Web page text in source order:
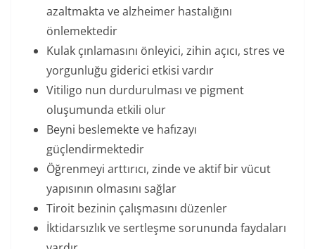
azaltmakta ve alzheimer hastalığını
önlemektedir
Kulak çınlamasını önleyici, zihin açıcı, stres ve
yorgunluğu giderici etkisi vardır
Vitiligo nun durdurulması ve pigment
oluşumunda etkili olur
Beyni beslemekte ve hafızayı
güçlendirmektedir
Öğrenmeyi arttırıcı, zinde ve aktif bir vücut
yapısının olmasını sağlar
Tiroit bezinin çalışmasını düzenler
İktidarsızlık ve sertleşme sorununda faydaları